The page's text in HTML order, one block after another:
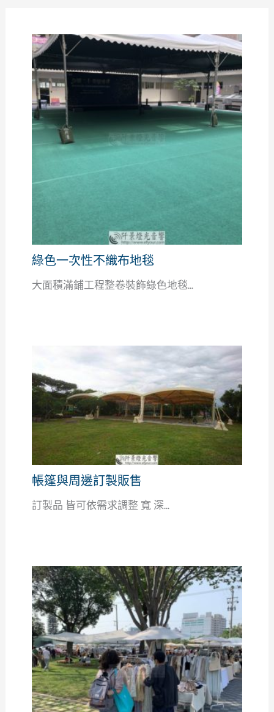
綠色一次性不織布地毯
大面積滿鋪工程整卷裝飾綠色地毯...
帳篷與周邊訂製販售
訂製品 皆可依需求調整 寬 深...